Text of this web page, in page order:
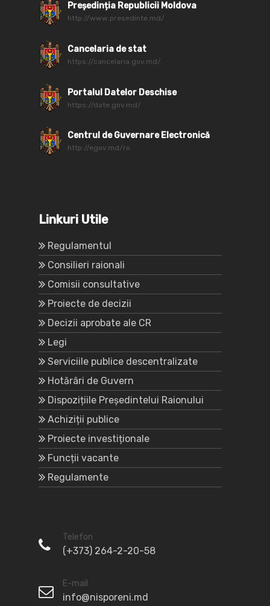
Președinția Republicii Moldova
http://www.presedinte.md/
Cancelaria de stat
https://cancelaria.gov.md/
Portalul Datelor Deschise
https://date.gov.md/
Centrul de Guvernare Electronică
http://egov.md/ro
Linkuri Utile
Regulamentul
Consilieri raionali
Comisii consultative
Proiecte de decizii
Decizii aprobate ale CR
Legi
Serviciile publice descentralizate
Hotărâri de Guvern
Dispozițiile Președintelui Raionului
Achiziții publice
Proiecte investiționale
Funcții vacante
Regulamente
Telefon
(+373) 264-2-20-58
E-mail
info@nisporeni.md